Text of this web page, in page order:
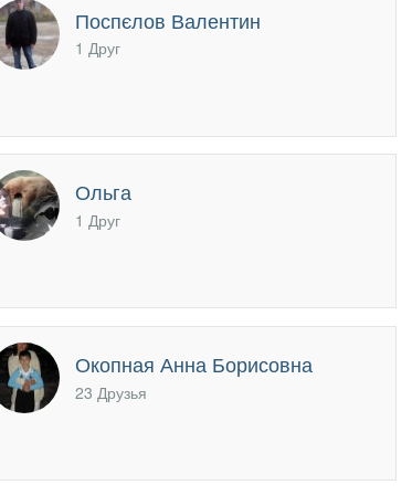
Поспєлов Валентин
1 Друг
Ольга
1 Друг
Окопная Анна Борисовна
23 Друзья